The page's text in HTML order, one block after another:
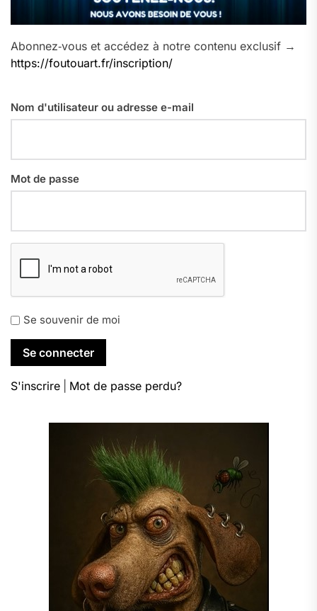
Abonnez‑vous et accédez à notre contenu exclusif →
https://foutouart.fr/inscription/
Nom d'utilisateur ou adresse e-mail
Mot de passe
Se souvenir de moi
S'inscrire Mot de passe perdu?